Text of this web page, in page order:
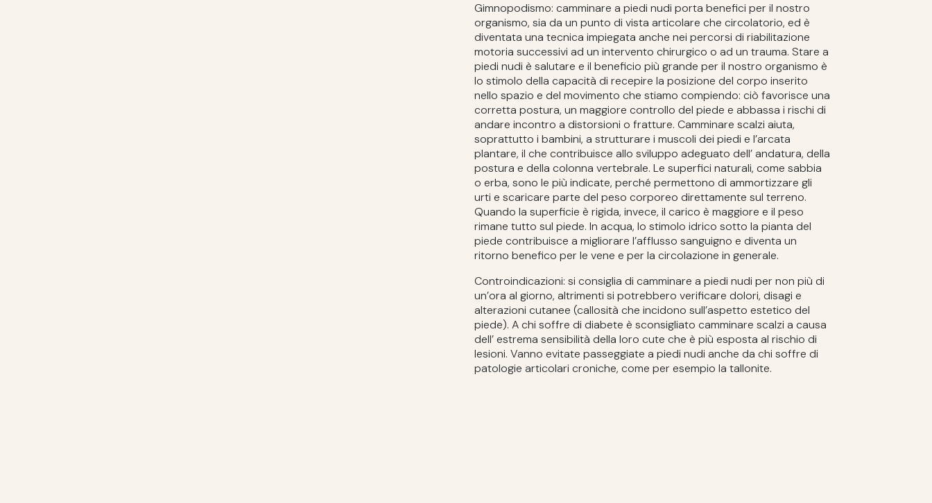
Gimnopodismo: camminare a piedi nudi porta benefici per il nostro
organismo, sia da un punto di vista articolare che circolatorio, ed è
diventata una tecnica impiegata anche nei percorsi di riabilitazione
motoria successivi ad un intervento chirurgico o ad un trauma. Stare a
piedi nudi è salutare e il beneficio più grande per il nostro organismo è
lo stimolo della capacità di recepire la posizione del corpo inserito
nello spazio e del movimento che stiamo compiendo: ciò favorisce una
corretta postura, un maggiore controllo del piede e abbassa i rischi di
andare incontro a distorsioni o fratture. Camminare scalzi aiuta,
soprattutto i bambini, a strutturare i muscoli dei piedi e l’arcata
plantare, il che contribuisce allo sviluppo adeguato dell’ andatura, della
postura e della colonna vertebrale. Le superfici naturali, come sabbia
o erba, sono le più indicate, perché permettono di ammortizzare gli
urti e scaricare parte del peso corporeo direttamente sul terreno.
Quando la superficie è rigida, invece, il carico è maggiore e il peso
rimane tutto sul piede. In acqua, lo stimolo idrico sotto la pianta del
piede contribuisce a migliorare l’afflusso sanguigno e diventa un
ritorno benefico per le vene e per la circolazione in generale.
Controindicazioni: si consiglia di camminare a piedi nudi per non più di
un’ora al giorno, altrimenti si potrebbero verificare dolori, disagi e
alterazioni cutanee (callosità che incidono sull’aspetto estetico del
piede). A chi soffre di diabete è sconsigliato camminare scalzi a causa
dell’ estrema sensibilità della loro cute che è più esposta al rischio di
lesioni. Vanno evitate passeggiate a piedi nudi anche da chi soffre di
patologie articolari croniche, come per esempio la tallonite.